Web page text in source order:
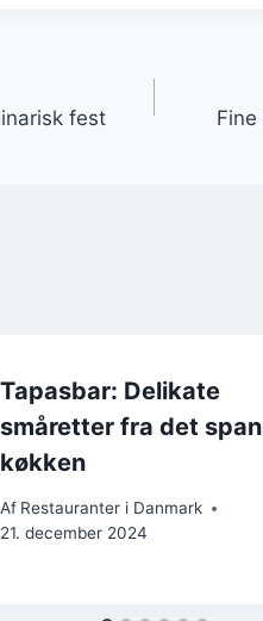
fest
Tapasbar: Delikate
småretter fra det
køkken
Af Restauranter i Danmark
21. december 2024